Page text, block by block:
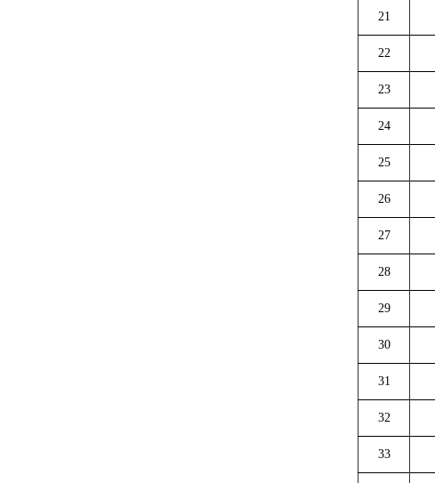
21
22
23
24
25
26
27
28
29
30
31
32
33